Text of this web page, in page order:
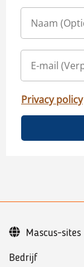
Privacy policy
Bedrijf
Mascus-sites